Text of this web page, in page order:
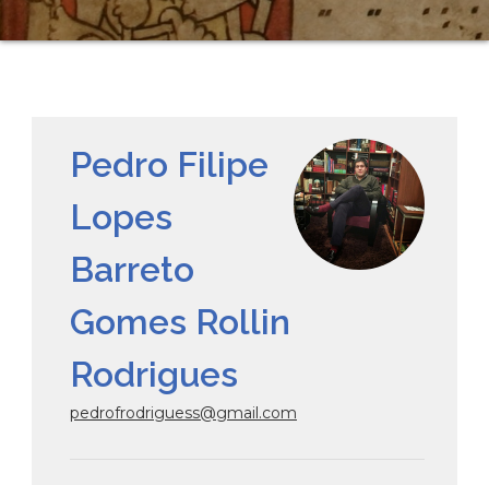
Pedro Filipe
Lopes
Barreto
Gomes Rollin
Rodrigues
pedrofrodriguess@gmail.com